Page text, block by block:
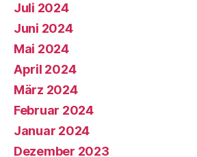
Juli 2024
Juni 2024
Mai 2024
April 2024
März 2024
Februar 2024
Januar 2024
Dezember 2023